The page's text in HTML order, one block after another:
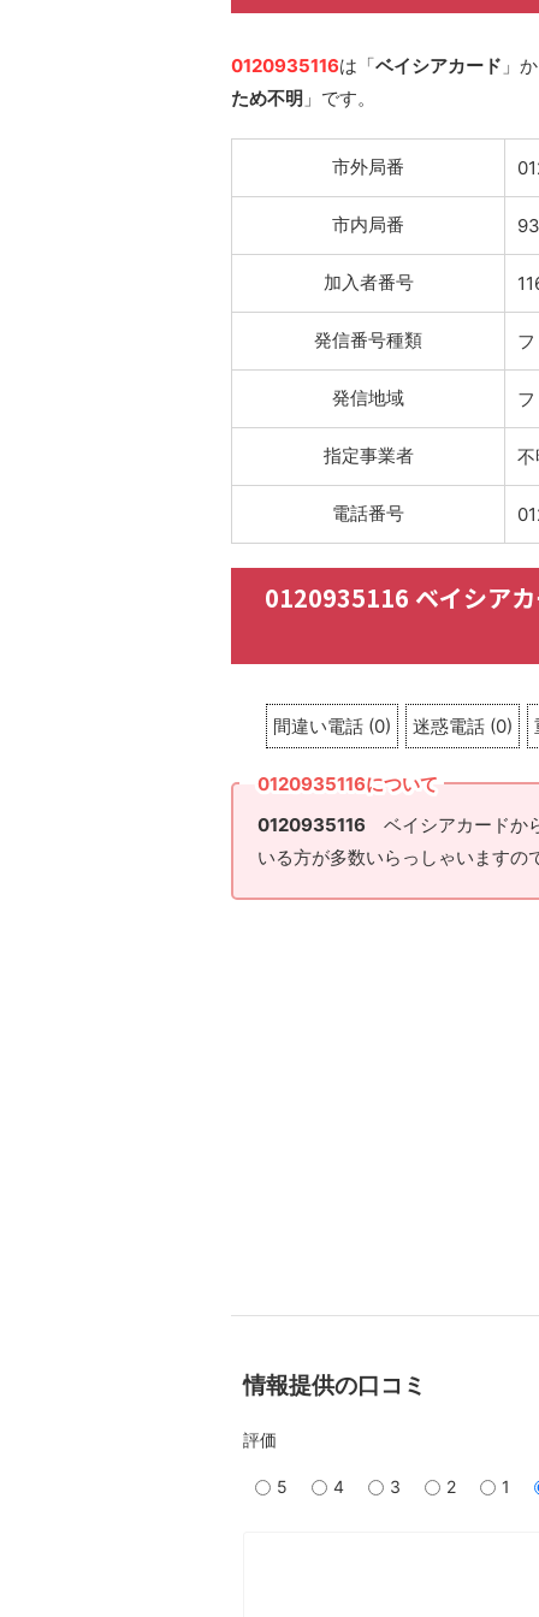
0120935116は「ベイシアカード 」
ため不明 」です。
市外局番
市内局番
加入者番号
発信番号種類
発信地域
指定事業者
電話番号
0120935116 ベイシア
間違い電話 (0) 迷惑電話 (0)
0120935116について
0120935116 ベイシアカードか
いる方が多数いらっしゃいます
情報提供の口コミ
評価
5 4 3 2 1